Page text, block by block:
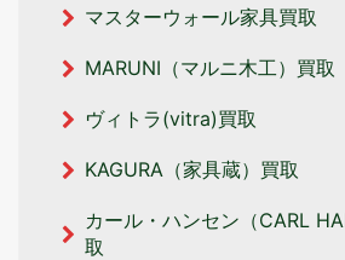
マスターウォール家具買取
MARUNI（マルニ木工）買取
ヴィトラ(vitra)買取
KAGURA（家具蔵）買取
カール・ハンセン（CARL
取